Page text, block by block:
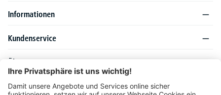
Informationen
Kundenservice
Über DELTA-V
Produktsortiment